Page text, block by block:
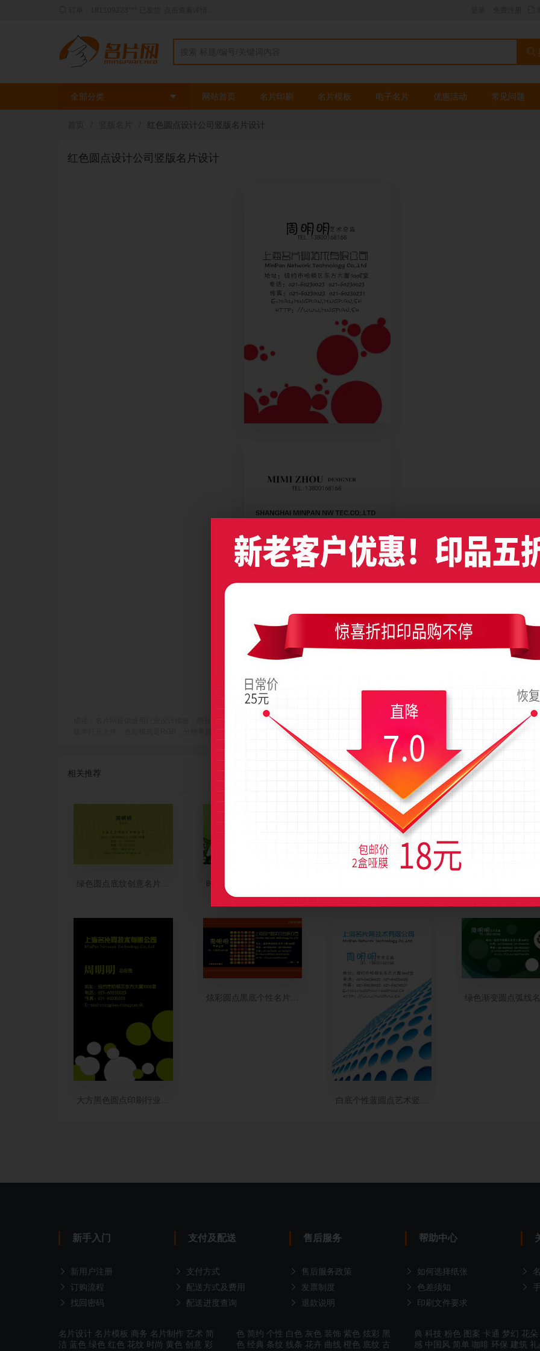
全部分类 网站首页 名片印刷 名片模板 电子名片 优惠活动 常见问题
红色圆点设计公司竖版名片设计
红色圆点设计公司竖版名片设计
描述：名片网提供通用行业设计模板，您当前访问作品主题是红色圆点设计公司竖版名片设计，编号是4635，文件格式PDF，请使用Illustrator CC
版本打开文件，色彩模式是RGB，分辨率是300dpi(像素/英寸)，成品尺寸是54x90毫米；上传时间为2017-03-22 06:56 星期三
相关推荐
绿色圆点底纹创意名片模板
大方黑色圆点印刷行业竖版名片模板
时尚圆点绿色淘宝店名片模板
炫彩圆点黒底个性名片模板
白底个性蓝圆点艺术竖版名片模板
绿色渐变圆点弧线
新手入门
新用户注册
订购流程
找回密码
支付及配送
支付方式
配送方式及费用
配送进度查询
售后服务
售后服务政策
发票制度
退款说明
帮助中心
如何选择纸张
色差须知
印刷文件要求
名片设计 名片模板 商务 名片制作 艺术 简
洁 蓝色 绿色 红色 花纹 时尚 黄色 创意 彩
色 简约 个性 白色 灰色 装饰 紫色 炫彩 黑
色 经典 条纹 线条 花卉 曲线 橙色 底纹 古
典 科技 粉色 图案 卡通 梦幻 花朵
感 中国风 简单 咖啡 环保 建筑